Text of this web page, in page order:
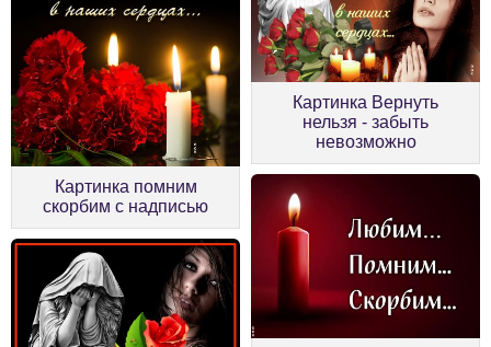
Картинка помним
скорбим с надписью
Картинка Вернуть
нельзя - забыть
невозможно